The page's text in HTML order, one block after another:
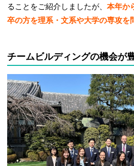
ることをご紹介しましたが、本年か
卒の方を理系・文系や大学の専攻を
チームビルディングの機会が